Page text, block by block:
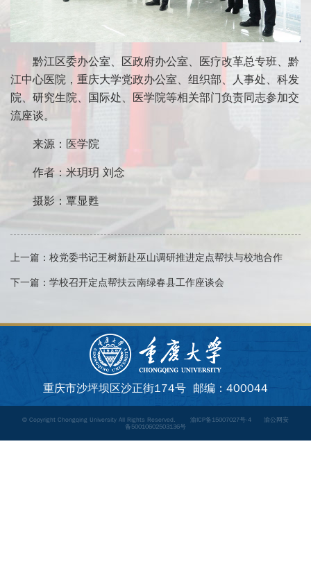
黔江区委办公室、区政府办公室、医疗改革总专班、黔
江中心医院，重庆大学党政办公室、组织部、人事处、科发
院、研究生院、国际处、医学院等相关部门负责同志参加交
流座谈。
来源：医学院
作者：米玥玥 刘念
摄影：覃显甦
上一篇： 校党委书记王树新赴巫山调研推进定点帮扶与校地合作
下一篇： 学校召开定点帮扶云南绿春县工作座谈会
重庆市沙坪坝区沙正街174号 邮编：400044
© Copyright Chongqing University All Rights Reserved. 渝ICP备15007027号-4
渝公网安
备50010602503136号